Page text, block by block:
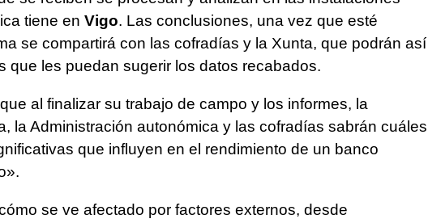
tiene en Vigo. Las conclusiones, una vez que esté
se compartirá con las cofradías y la Xunta, que podrán así
que les puedan sugerir los datos recabados.
al finalizar su trabajo de campo y los informes, la
la Administración autonómica y las cofradías sabrán cuáles
que influyen en el rendimiento de un banco
se ve afectado por factores externos, desde